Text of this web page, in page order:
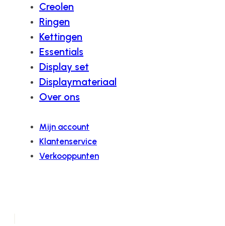
Creolen
Ringen
Kettingen
Essentials
Display set
Displaymateriaal
Over ons
Mijn account
Klantenservice
Verkooppunten